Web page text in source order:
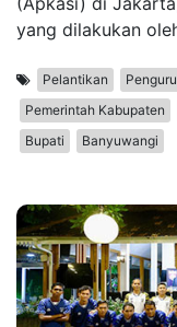
yang dilakukan
Pelantikan
Pemerintah Kabupaten
Bupati
Banyuwangi